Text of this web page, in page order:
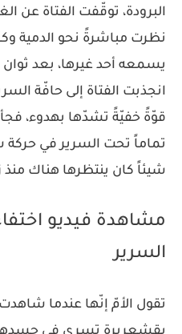
البرودة، توقّفت الفتاة عن
نظرت مباشرةً نحو الدمية
يسمعه أحد غيرها، بعد
انجذبت الفتاة إلى حافّة
قوّةً خفيّةً تشدّها بهدوء،
تماماً تحت السرير في حركة
شيئاً كان ينتظرها هناك منذ
مشاهدة فيديو
السرير
تقول الأمّ إنّها عندما